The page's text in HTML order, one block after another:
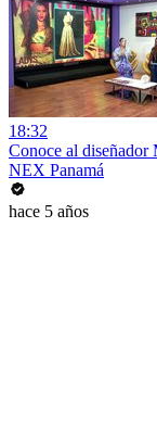
18:32
Conoce al
NEX Panamá
hace 5 años